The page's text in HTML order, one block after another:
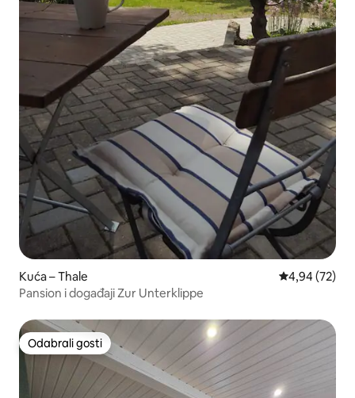
Kuća – Thale Prosječna
4,94 (72)
Pansion i događaji Zur Unterklippe
Odabrali gosti
Odabrali gosti